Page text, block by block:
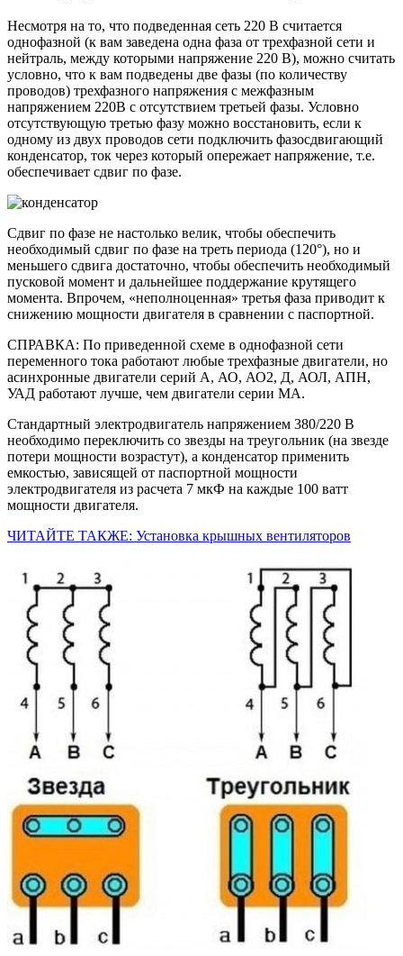
Несмотря на то, что подведенная сеть 220 В считается
однофазной (к вам заведена одна фаза от трехфазной сети и
нейтраль, между которыми напряжение 220 В), можно считать
условно, что к вам подведены две фазы (по количеству
проводов) трехфазного напряжения с межфазным
напряжением 220В с отсутствием третьей фазы. Условно
отсутствующую третью фазу можно восстановить, если к
одному из двух проводов сети подключить фазосдвигающий
конденсатор, ток через который опережает напряжение, т.е.
обеспечивает сдвиг по фазе.
Сдвиг по фазе не настолько велик, чтобы обеспечить
необходимый сдвиг по фазе на треть периода (120°), но и
меньшего сдвига достаточно, чтобы обеспечить необходимый
пусковой момент и дальнейшее поддержание крутящего
момента. Впрочем, «неполноценная» третья фаза приводит к
снижению мощности двигателя в сравнении с паспортной.
СПРАВКА: По приведенной схеме в однофазной сети
переменного тока работают любые трехфазные двигатели, но
асинхронные двигатели серий А, АО, АО2, Д, АОЛ, АПН,
УАД работают лучше, чем двигатели серии МА.
Стандартный электродвигатель напряжением 380/220 В
необходимо переключить со звезды на треугольник (на звезде
потери мощности возрастут), а конденсатор применить
емкостью, зависящей от паспортной мощности
электродвигателя из расчета 7 мкФ на каждые 100 ватт
мощности двигателя.
ЧИТАЙТЕ ТАКЖЕ: Установка крышных вентиляторов